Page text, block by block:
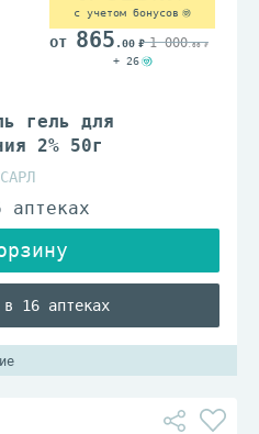
гель для
2% 50г
16 аптеках
с учетом бонусов
865 .00 1 000.00
+ 26